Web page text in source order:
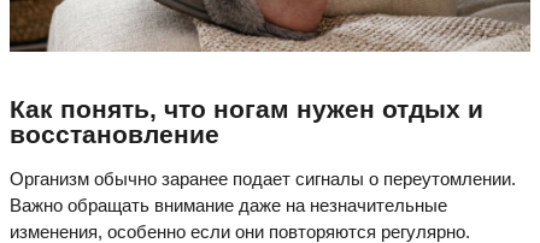
Как понять, что ногам нужен отдых и
восстановление
Организм обычно заранее подает сигналы о переутомлении.
Важно обращать внимание даже на незначительные
изменения, особенно если они повторяются регулярно.